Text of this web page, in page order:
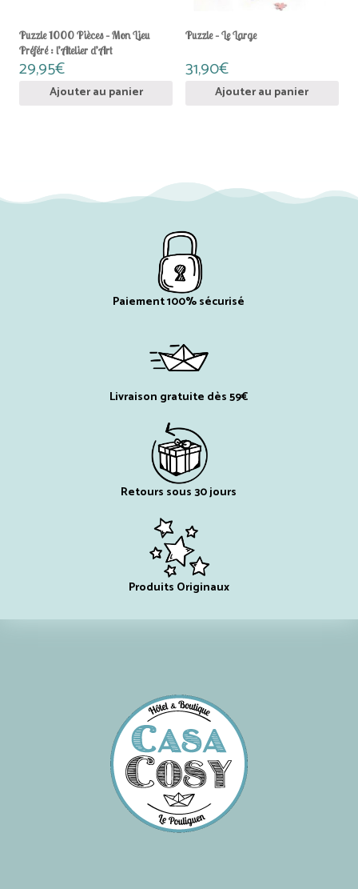
Puzzle 1000 Pièces – Mon Lieu
Préféré : l’Atelier d’Art
29,95€
Ajouter au panier
Puzzle – Le Large
31,90€
Ajouter au panier
Paiement 100% sécurisé
Livraison gratuite dès 59€
Retours sous 30 jours
Produits Originaux